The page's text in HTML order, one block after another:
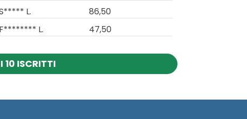
L.
86,50
F******** L. 47,50
10 ISCRITTI